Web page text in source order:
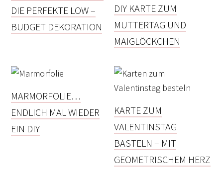
DIE PERFEKTE LOW –
BUDGET DEKORATION
DIY KARTE ZUM
MUTTERTAG UND
MAIGLÖCKCHEN
MARMORFOLIE…
ENDLICH MAL WIEDER
EIN DIY
KARTE ZUM
VALENTINSTAG
BASTELN – MIT
GEOMETRISCHEM HERZ